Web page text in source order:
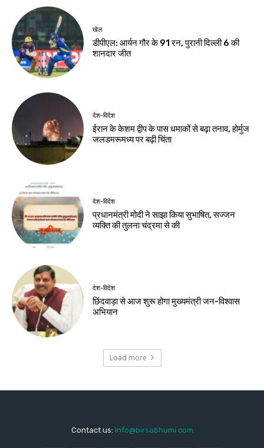
खेल
डीपीएल: आर्यन गौर के 91 रन, पुरानी दिल्ली 6 की
शानदार जीत
देश-विदेश
ईरान के केशम द्वीप के पास धमाकों से बढ़ा तनाव, होर्मुज
जलडमरूमध्य पर बढ़ी चिंता
देश-विदेश
प्रधानमंत्री मोदी ने साझा किया सुभाषित, सज्जन
व्यक्ति की तुलना चंद्रमा से की
देश-विदेश
छिंदवाड़ा से आज शुरू होगा मुख्यमंत्री जन-विश्वास
अभियान
Load more
Contact us: info@birsabhumi.com